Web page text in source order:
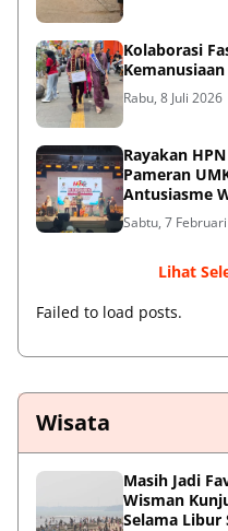
Kolaborasi
Rabu, 8 Juli 2026
Rayakan
Pameran
Antusiasme
Sabtu, 7
Lihat
Failed to load posts.
Wisata
Masih Jadi
Wisman
Selama Libur